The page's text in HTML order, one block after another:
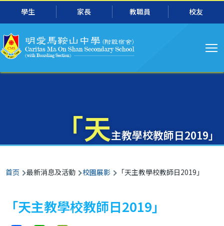
跳转到主要内容
學生 家長 教職員 校友
导
航
「天主教學校教師日2019」
面
包
屑
首页 最新消息及活動 校園展影 「天主教學校教師日2019」
「天主教學校教師日2019」